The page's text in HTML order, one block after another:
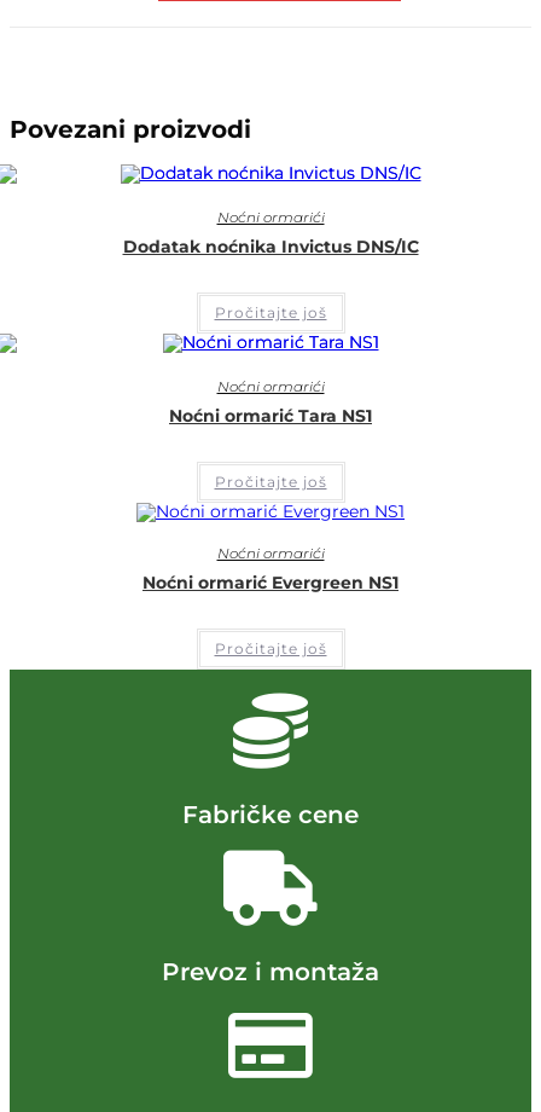
Povezani proizvodi
Noćni ormarići
Dodatak noćnika Invictus DNS/IC
Pročitajte još
Noćni ormarići
Noćni ormarić Tara NS1
Pročitajte još
Noćni ormarići
Noćni ormarić Evergreen NS1
Pročitajte još
Fabričke cene
Prevoz i montaža